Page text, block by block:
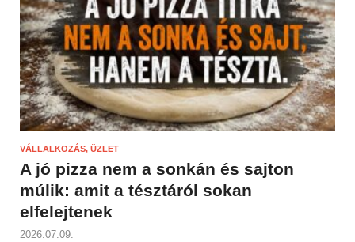
VÁLLALKOZÁS, ÜZLET
A jó pizza nem a sonkán és sajton
múlik: amit a tésztáról sokan
elfelejtenek
2026.07.09.